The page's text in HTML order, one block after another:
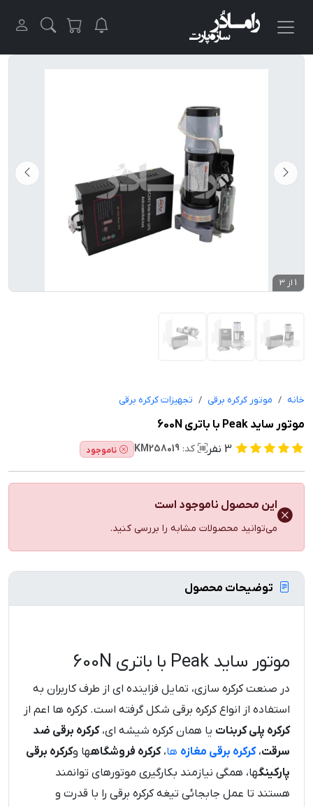
1 از 3
خانه موتور کرکره برقی تجهیزات کرکره برقی
موتور ساید Peak با باتری 600N
3 نفر کد: KM258019 ناموجود
این محصول ناموجود است
می‌توانید محصولات مشابه را بررسی کنید.
توضیحات محصول
موتور ساید Peak با باتری 600N
در صنعت کرکره سازی، تمایل فزاینده ای از طرف کاربران به
استفاده از انواع کرکره برقی شکل گرفته است. کرکره ها اعم از
کرکره پلی کربنات یا همان کرکره شیشه ای،کرکره برقی ضد
سرقت،کرکره برقی مغازه ها،کرکره فروشگاهها وکرکره برقی
پارکینگها، همگی نیازمند بکارگیری موتورهای توانمند
هستند تا عمل جابجائی تیغه کرکره برقی را با قدرت و